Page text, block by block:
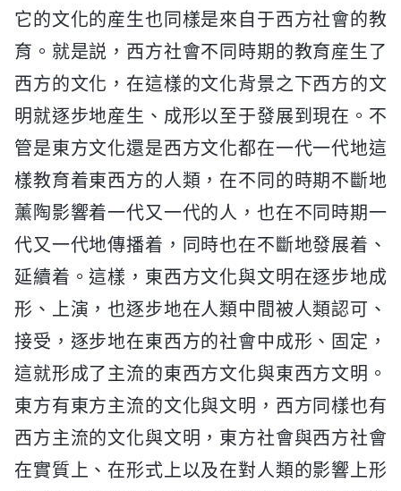
它的文化的産生也同樣是來自于西方社會的教
育。就是説，西方社會不同時期的教育産生了
西方的文化，在這樣的文化背景之下西方的文
明就逐步地産生、成形以至于發展到現在。不
管是東方文化還是西方文化都在一代一代地這
樣教育着東西方的人類，在不同的時期不斷地
薰陶影響着一代又一代的人，也在不同時期一
代又一代地傳播着，同時也在不斷地發展着、
延續着。這樣，東西方文化與文明在逐步地成
形、上演，也逐步地在人類中間被人類認可、
接受，逐步地在東西方的社會中成形、固定，
這就形成了主流的東西方文化與東西方文明。
東方有東方主流的文化與文明，西方同樣也有
西方主流的文化與文明，東方社會與西方社會
在實質上、在形式上以及在對人類的影響上形